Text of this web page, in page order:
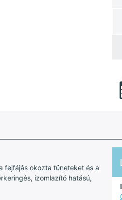
fejfájás okozta tüneteket és a
izomlazító hatású,